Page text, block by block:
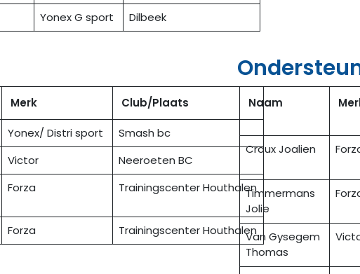
Yonex G sport Dilbeek
Merk Club/Plaats
Yonex/ Distri sport
Smash bc
Victor
Neeroeten BC
Forza Trainingscenter Houthalen
Forza Trainingscenter Houthalen
Naam
Croux Joalien
Timmermans
Jolie
Van Gysegem
Thomas